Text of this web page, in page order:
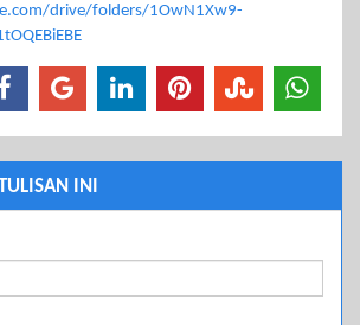
drive/folders/1OwN1Xw9-
INI